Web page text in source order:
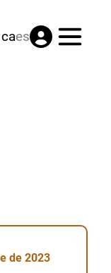
caes Menú
de 2023